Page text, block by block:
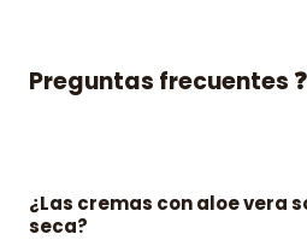
Preguntas frecuentes ❓
¿Las cremas con aloe vera
seca?